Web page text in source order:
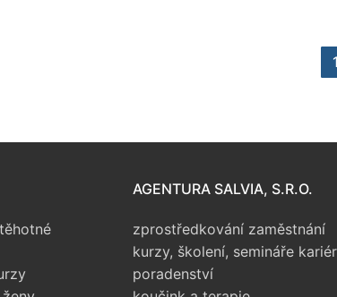
1
AGENTURA SALVIA, S.R.O.
zprostředkování zaměstnání
kurzy, školení, semináře
poradenství